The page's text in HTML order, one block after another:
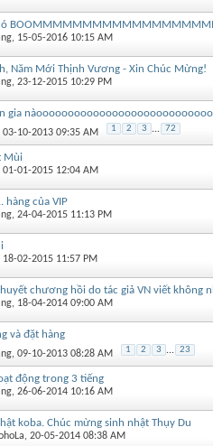
‎, 15-05-2016 10:15 AM
Năm Mới Thịnh Vương - Xin Chúc Mừng!
‎, 23-12-2015 10:29 PM
gia
03-10-2013 09:35 AM 1 2 3 ... 72
Mùi
01-01-2015 12:04 AM
hàng của VIP
‎, 24-04-2015 11:13 PM
18-02-2015 11:57 PM
chương hồi do tác giả VN viết không
‎, 18-04-2014 09:00 AM
và đặt hàng
‎, 09-10-2013 08:28 AM 1 2 3 ... 23
động trong 3 tiếng
‎, 26-06-2014 10:16 AM
koba. Chúc mừng sinh nhật Thụy Du
‎, 20-05-2014 08:38 AM